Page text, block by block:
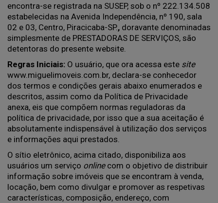
encontra-se registrada na SUSEP, sob o nº 222.134.508
estabelecidas na Avenida Independência, nº 190, sala
02 e 03, Centro, Piracicaba-SP., doravante denominadas
simplesmente de PRESTADORAS DE SERVIÇOS, são
detentoras do presente website.
Regras Iniciais: O usuário, que ora acessa este site
www.miguelimoveis.com.br, declara-se conhecedor
dos termos e condições gerais abaixo enumerados e
descritos, assim como da Política de Privacidade
anexa, eis que compõem normas reguladoras da
política de privacidade, por isso que a sua aceitação é
absolutamente indispensável à utilização dos serviços
e informações aqui prestados.
O sítio eletrônico, acima citado, disponibiliza aos
usuários um serviço onlinecom o objetivo de distribuir
informação sobre imóveis que se encontram à venda,
locação, bem como divulgar e promover as respetivas
características, composição, endereço, com